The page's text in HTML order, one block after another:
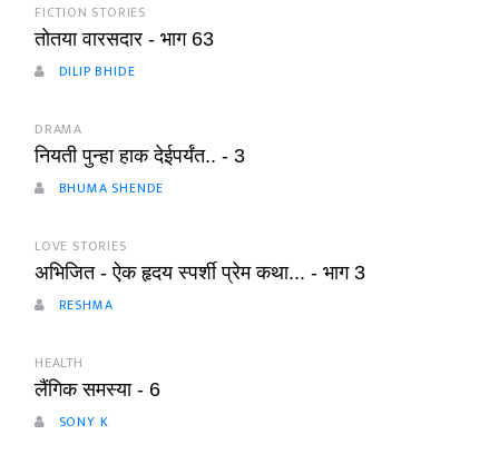
FICTION STORIES
तोतया वारसदार - भाग 63
DILIP BHIDE
DRAMA
नियती पुन्हा हाक देईपर्यंत.. - 3
BHUMA SHENDE
LOVE STORIES
अभिजित - ऐक हृदय स्पर्शी प्रेम कथा... - भाग 3
RESHMA
HEALTH
लैंगिक समस्या - 6
SONY K